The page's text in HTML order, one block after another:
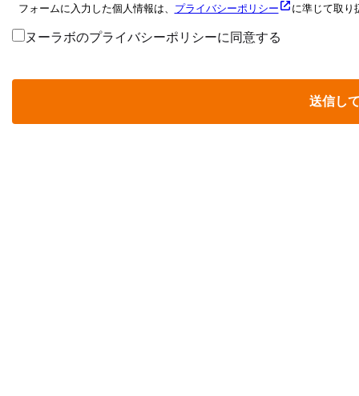
フォームに入力した個人情報は、 プライバシーポリシー に準じて取り
ヌーラボのプライバシーポリシーに同意する